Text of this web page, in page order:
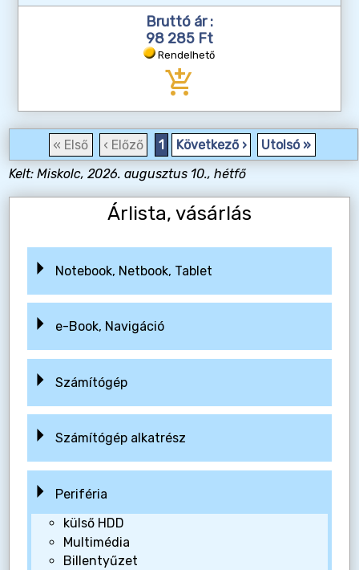
Bruttó ár :
98 285 Ft
Rendelhető
add_shopping_cart
« Első ‹ Előző 1 Következő ›
Utolsó »
Kelt: Miskolc, 2026. augusztus 10., hétfő
Árlista, vásárlás
Notebook, Netbook, Tablet
e-Book, Navigáció
Számítógép
Számítógép alkatrész
Periféria
külső HDD
Multimédia
Billentyűzet